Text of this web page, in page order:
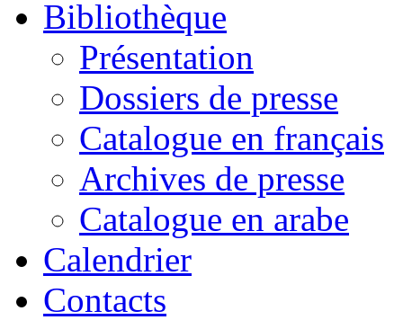
Bibliothèque
Présentation
Dossiers de presse
Catalogue en français
Archives de presse
Catalogue en arabe
Calendrier
Contacts